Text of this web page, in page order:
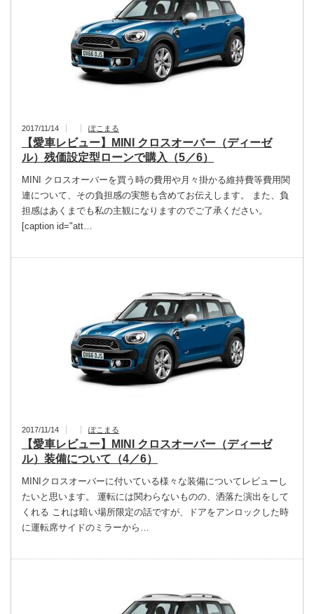
2017/11/14 ぽこまる
【愛車レビュー】MINI クロスオーバー（ディーゼ
ル）残価設定型ローンで購入（5／6）
MINI クロスオーバーを買う時の費用や月々掛かる維持費等費用関
連について、その負担感の実態も含めてお伝えします。 また、負
担感はあくまでも私の主観になりますのでご了承ください。
[caption id="att…
2017/11/14 ぽこまる
【愛車レビュー】MINI クロスオーバー（ディーゼ
ル）装備について（4／6）
MINIクロスオーバーに付いている様々な装備についてレビューし
たいと思います。 運転には関わらないものの、洒落た演出をして
くれる これは暗い場所限定の話ですが、ドアをアンロックした時
に運転席サイドのミラーから…